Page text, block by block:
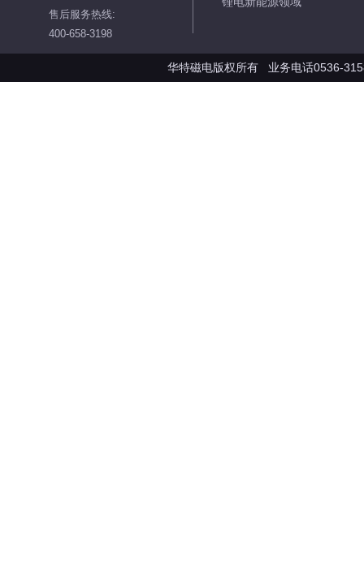
售后服务热线:
400-658-3198
华特磁电版权所有 业务电话0536-